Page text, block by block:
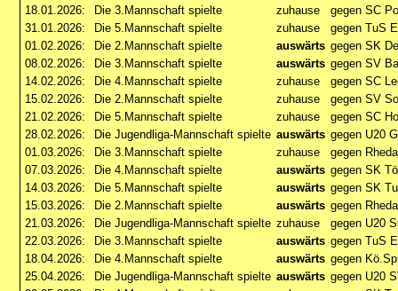
18.01.2026:
Die 3.Mannschaft spielte zuhause
gegen SC
31.01.2026:
Die 5.Mannschaft spielte zuhause
gegen TuS
01.02.2026:
Die 2.Mannschaft spielte auswärts gegen SK
08.02.2026:
Die 3.Mannschaft spielte auswärts gegen SV
14.02.2026:
Die 4.Mannschaft spielte zuhause
gegen SC
15.02.2026:
Die 2.Mannschaft spielte zuhause
gegen SV
21.02.2026:
Die 5.Mannschaft spielte zuhause
gegen SC
28.02.2026:
Die Jugendliga-Mannschaft spielte auswärts gegen U20
01.03.2026:
Die 3.Mannschaft spielte zuhause
gegen
07.03.2026:
Die 4.Mannschaft spielte auswärts gegen SK
14.03.2026:
Die 5.Mannschaft spielte auswärts gegen SK
15.03.2026:
Die 2.Mannschaft spielte auswärts gegen
21.03.2026:
Die Jugendliga-Mannschaft spielte zuhause
gegen U20
22.03.2026:
Die 3.Mannschaft spielte auswärts gegen TuS
18.04.2026:
Die 4.Mannschaft spielte auswärts gegen
25.04.2026:
Die Jugendliga-Mannschaft spielte auswärts gegen U20